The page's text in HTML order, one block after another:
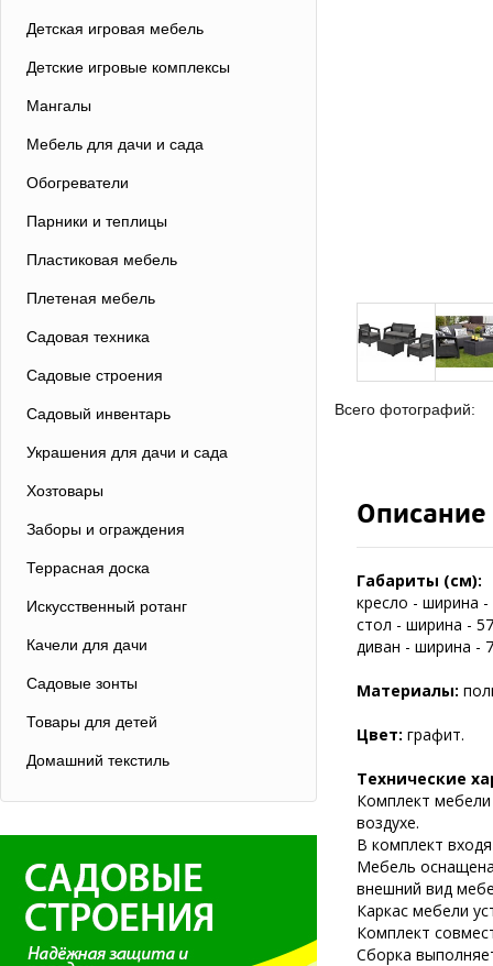
Детская игровая мебель
Детские игровые комплексы
Мангалы
Мебель для дачи и сада
Обогреватели
Парники и теплицы
Пластиковая мебель
Плетеная мебель
Садовая техника
Садовые строения
Садовый инвентарь
Украшения для дачи и сада
Хозтовары
Заборы и ограждения
Террасная доска
Искусственный ротанг
Качели для дачи
Садовые зонты
Товары для детей
Домашний текстиль
Всего фотографий:
Описание
Габариты (см):
кресло - ширина
стол - ширина -
диван - ширина -
Материалы:
Цвет: графит.
Технические
Комплект
воздухе.
В комплект
Мебель
внешний вид
Каркас мебели
Комплект
Сборка